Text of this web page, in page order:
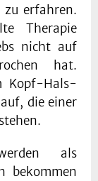
zu erfahren.
Therapie
nicht auf
hat.
Kopf-Hals-
die einer
als
bekommen